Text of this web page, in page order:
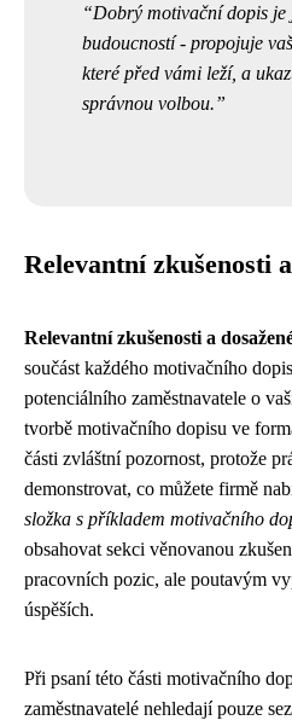
Dobrý motivační dopis je
budoucností - propojuje
které před vámi leží, a
správnou volbou.
Relevantní zkušenosti
Relevantní zkušenosti a
součást každého motivačního
potenciálního zaměstnavatele o
tvorbě motivačního dopisu ve
části zvláštní pozornost, protože
demonstrovat, co můžete firmě
složka s příkladem motivačního
obsahovat sekci věnovanou
pracovních pozic, ale poutavým
úspěších.
Při psaní této části motivačního
zaměstnavatelé nehledají pouze